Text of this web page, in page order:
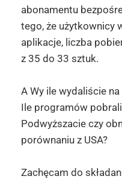
abonamentu
tego, że użytkownicy
aplikacje, liczba
z 35 do 33 sztuk.
A Wy ile wydaliście
Ile programów
Podwyższacie czy
porównaniu z USA?
Zachęcam do